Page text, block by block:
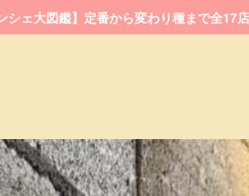
シェ大図鑑】定番から変わり種まで全17